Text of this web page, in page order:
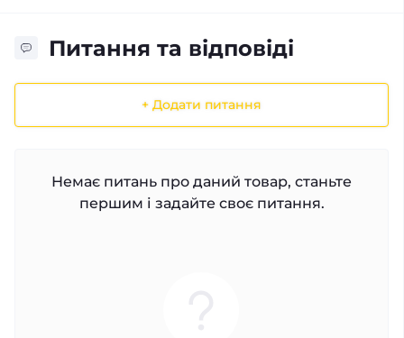
Питання та відповіді
+ Додати питання
Немає питань про даний товар, станьте
першим і задайте своє питання.